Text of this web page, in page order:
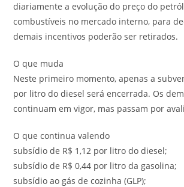
diariamente a evolução do preço do
combustíveis no mercado interno, para
demais incentivos poderão ser retirados.
O que muda
Neste primeiro momento, apenas a
por litro do diesel será encerrada. Os
continuam em vigor, mas passam por
O que continua valendo
subsídio de R$ 1,12 por litro do diesel;
subsídio de R$ 0,44 por litro da gasolina;
subsídio ao gás de cozinha (GLP);